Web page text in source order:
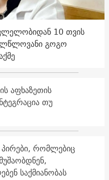
10 თვის
გოგო
აფხაზეთის
თუ
რომლებიც
საქმიანობას